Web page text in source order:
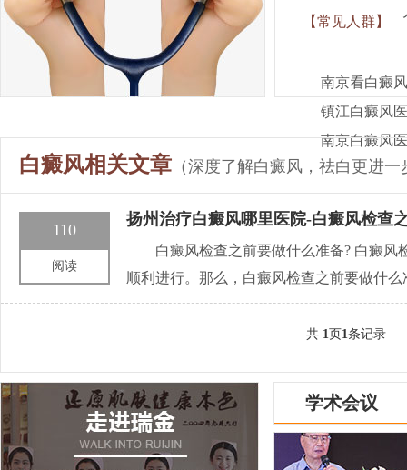
【常见人群】
南京看白癜
镇江白癜风
南京白癜风
白癜风相关文章 （深度了解白癜风，祛白更进一
110
阅读
扬州治疗白癜风哪里医院-白癜风检查
白癜风检查之前要做什么准备? 白癜
顺利进行。那么，白癜风检查之前要做什
共 1页1条记录
学术会议